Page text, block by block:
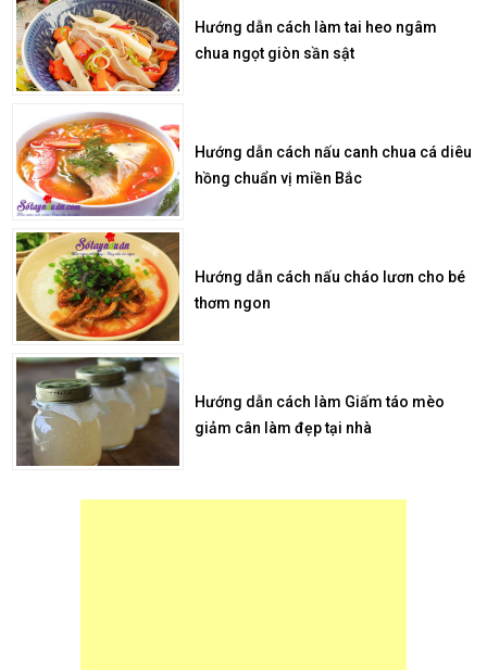
Hướng dẫn cách làm tai heo ngâm
chua ngọt giòn sần sật
Hướng dẫn cách nấu canh chua cá diêu
hồng chuẩn vị miền Bắc
Hướng dẫn cách nấu cháo lươn cho bé
thơm ngon
Hướng dẫn cách làm Giấm táo mèo
giảm cân làm đẹp tại nhà